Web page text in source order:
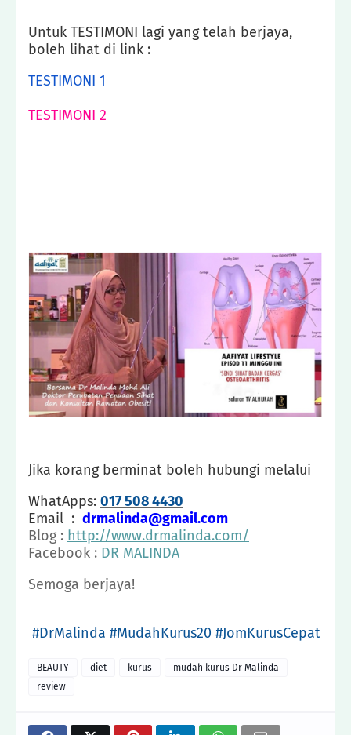
Untuk TESTIMONI lagi yang telah berjaya,
boleh lihat di link :
TESTIMONI 1
TESTIMONI 2
Jika korang berminat boleh hubungi melalui
WhatApps: 017 508 4430
Email : drmalinda@gmail.com
Blog : http://www.drmalinda.com/
Facebook : DR MALINDA
Semoga berjaya!
#DrMalinda #MudahKurus20 #JomKurusCepat
BEAUTY diet kurus
mudah kurus Dr Malinda
review